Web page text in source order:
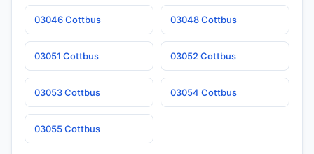
03046 Cottbus 03048 Cottbus
03051 Cottbus 03052 Cottbus
03053 Cottbus 03054 Cottbus
03055 Cottbus